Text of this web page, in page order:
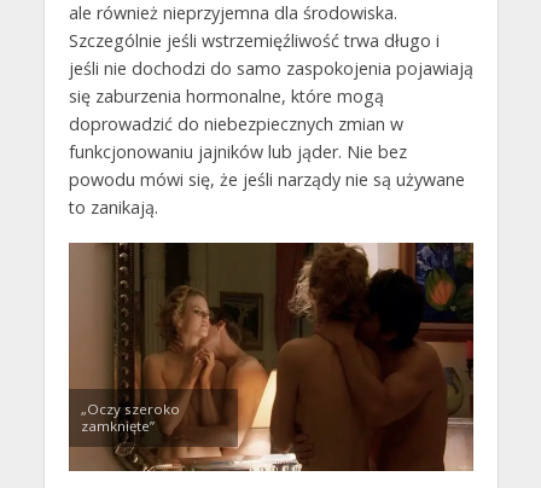
ale również nieprzyjemna dla środowiska.
Szczególnie jeśli wstrzemięźliwość trwa długo i
jeśli nie dochodzi do samo zaspokojenia pojawiają
się zaburzenia hormonalne, które mogą
doprowadzić do niebezpiecznych zmian w
funkcjonowaniu jajników lub jąder. Nie bez
powodu mówi się, że jeśli narządy nie są używane
to zanikają.
„Oczy szeroko
zamknięte”